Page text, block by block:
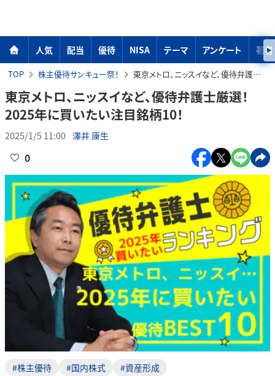
人気 配当 優待 NISA テーマ アンケート 著者
TOP 株主優待サンキュー祭！ 東京メトロ、ニッスイなど、優待弁護士厳選！2025年に買いたい注目銘柄10！
東京メトロ、ニッスイなど、優待弁護士厳選！
2025年に買いたい注目銘柄10！
2025/1/5 11:00 澤井 康生
0
#株主優待 #国内株式 #資産形成